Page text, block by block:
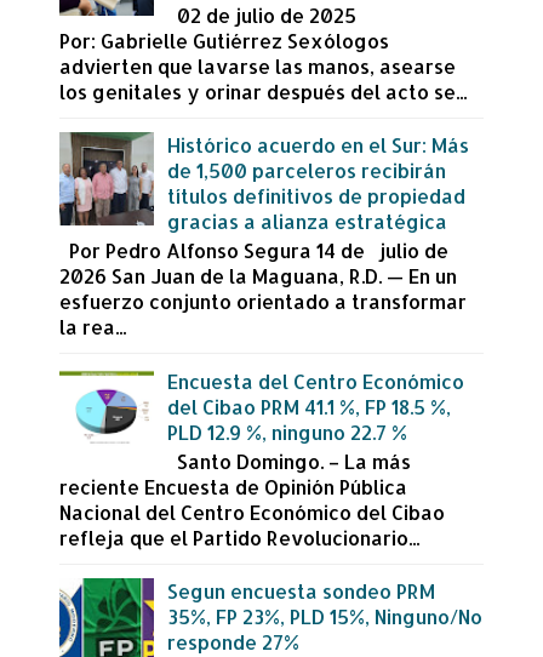
02 de julio de 2025
Por: Gabrielle Gutiérrez Sexólogos
advierten que lavarse las manos, asearse
los genitales y orinar después del acto se...
Histórico acuerdo en el Sur: Más
de 1,500 parceleros recibirán
títulos definitivos de propiedad
gracias a alianza estratégica
Por Pedro Alfonso Segura 14 de julio de
2026 San Juan de la Maguana, R.D. — En un
esfuerzo conjunto orientado a transformar
la rea...
Encuesta del Centro Económico
del Cibao PRM 41.1 %, FP 18.5 %,
PLD 12.9 %, ninguno 22.7 %
Santo Domingo. – La más
reciente Encuesta de Opinión Pública
Nacional del Centro Económico del Cibao
refleja que el Partido Revolucionario...
Segun encuesta sondeo PRM
35%, FP 23%, PLD 15%, Ninguno/No
responde 27%